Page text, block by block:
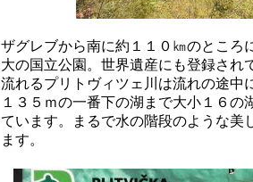
ザグレブから南に約１１０㎞のところ
大の国立公園。世界遺産にも登録され
流れるプリトヴィツェ川は流れの途中
１３５ｍの一番下の湖まで大小１６
ています。まるで水の階段のような美
ます。